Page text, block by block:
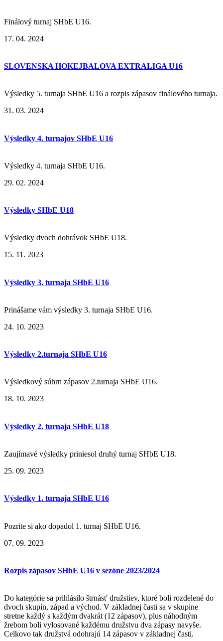
Finálový turnaj SHbE U16.
17. 04. 2024
SLOVENSKA HOKEJBALOVA EXTRALIGA U16
Výsledky 5. turnaja SHbE U16 a rozpis zápasov finálového turnaja.
31. 03. 2024
Výsledky 4. turnajov SHbE U16
Výsledky 4. turnaja SHbE U16.
29. 02. 2024
Výsledky SHbE U18
Výsledky dvoch dohrávok SHbE U18.
15. 11. 2023
Výsledky 3. turnaja SHbE U16
Prinášame vám výsledky 3. turnaja SHbE U16.
24. 10. 2023
Výsledky 2.turnaja SHbE U16
Výsledkový súhrn zápasov 2.turnaja SHbE U16.
18. 10. 2023
Výsledky 2. turnaja SHbE U18
Zaujímavé výsledky priniesol druhý turnaj SHbE U18.
25. 09. 2023
Výsledky 1. turnaja SHbE U16
Pozrite si ako dopadol 1. turnaj SHbE U16.
07. 09. 2023
Rozpis zápasov SHbE U16 v sezóne 2023/2024
Do kategórie sa prihlásilo štrnásť družstiev, ktoré boli rozdelené do
dvoch skupín, západ a východ. V základnej časti sa v skupine
stretne každý s každým dvakrát (12 zápasov), plus náhodným
žrebom boli vylosované každému družstvu dva zápasy navyše.
Celkovo tak družstvá odohrajú 14 zápasov v základnej časti.